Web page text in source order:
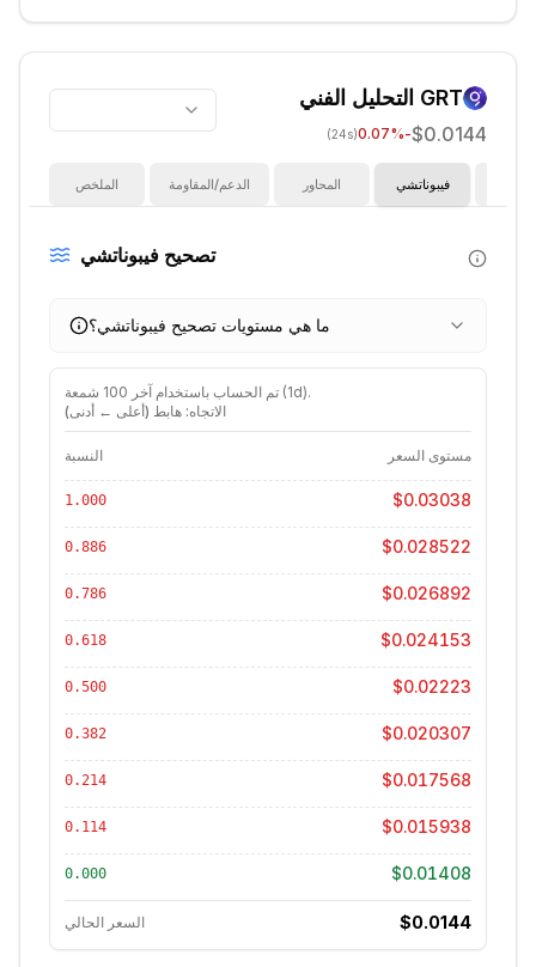
GRT التحليل الفني
$0.0144
-0.07
%
(24s)
الملخص الدعم/المقاومة المحاور فيبوناتشي
تصحيح فيبوناتشي
ما هي مستويات تصحيح فيبوناتشي؟
تم الحساب باستخدام آخر 100 شمعة ( 1d).
الاتجاه: هابط (أعلى ← أدنى)
النسبة مستوى السعر
1.000 $0.03038
0.886 $0.028522
0.786 $0.026892
0.618 $0.024153
0.500 $0.02223
0.382 $0.020307
0.214 $0.017568
0.114 $0.015938
0.000 $0.01408
السعر الحالي $0.0144